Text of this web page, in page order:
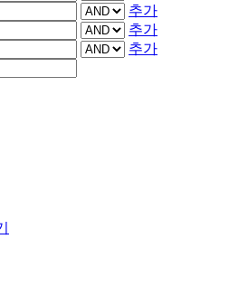
추가
추가
추가